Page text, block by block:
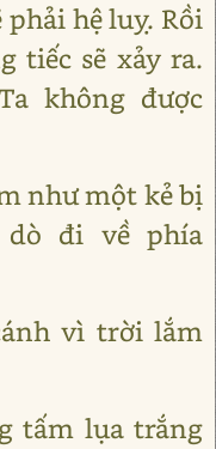
phải hệ luỵ. Rồi
tiếc sẽ xảy ra.
không được
như một kẻ bị
đi về phía
vì trời lắm
tấm lụa trắng